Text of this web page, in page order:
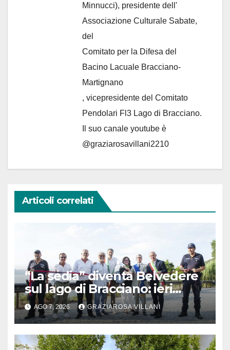
Minnucci), presidente dell'
Associazione Culturale Sabate,
del
Comitato per la Difesa del
Bacino Lacuale Bracciano-
Martignano
, vicepresidente del Comitato
Pendolari Fl3 Lago di Bracciano.
Il suo canale youtube è
@graziarosavillani2210
Articoli correlati
“La sedia” diventa Belvedere
sul lago di Bracciano: ieri
l’inaugurazione
AGO 7, 2026 GRAZIAROSA VILLANI